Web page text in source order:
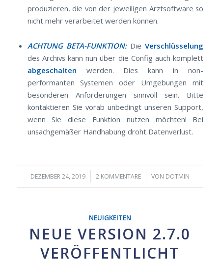
produzieren, die von der jeweiligen Arztsoftware so
nicht mehr verarbeitet werden können.
ACHTUNG BETA-FUNKTION: DieVerschlüsselung
des Archivs kann nun über die Config auch komplett
abgeschalten werden. Dies kann in non-
performanten Systemen oder Umgebungen mit
besonderen Anforderungen sinnvoll sein. Bitte
kontaktieren Sie vorab unbedingt unseren Support,
wenn Sie diese Funktion nutzen möchten! Bei
unsachgemäßer Handhabung droht Datenverlust.
DEZEMBER 24, 2019
/ 2 KOMMENTARE
/ VON DOTMIN
NEUIGKEITEN
NEUE VERSION 2.7.0
VERÖFFENTLICHT